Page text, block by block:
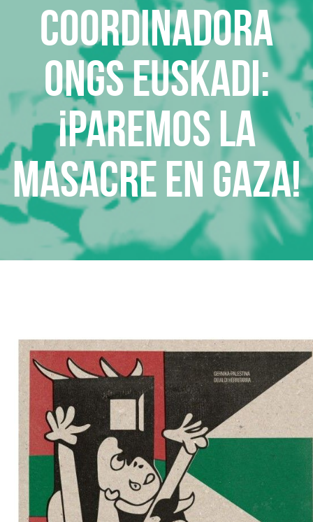
Coordinadora
ONGs Euskadi:
¡Paremos la
masacre en Gaza!